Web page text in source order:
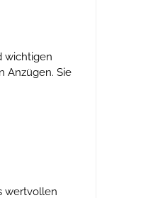
wichtigen
Anzügen. Sie
wertvollen